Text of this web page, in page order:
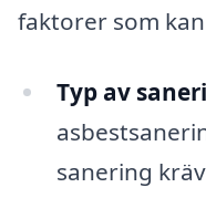
faktorer som
Typ av
sanering